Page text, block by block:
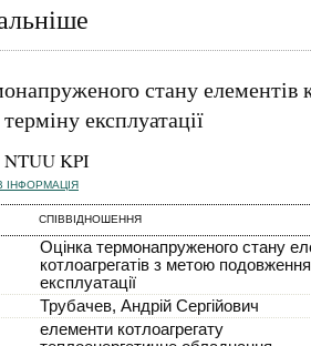
стану елементів
експлуатації
NTUU KPI
ІНФОРМАЦІЯ
СПІВВІДНОШЕННЯ
Оцінка термонапруженого стану
котлоагрегатів з метою
експлуатації
Трубачев, Андрій Сергійович
елементи котлоагрегату